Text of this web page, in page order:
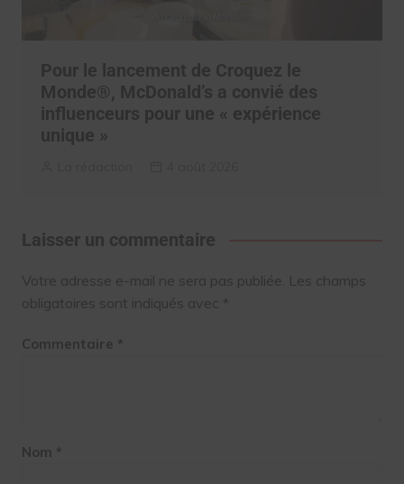
Pour le lancement de Croquez le
Monde®, McDonald’s a convié des
influenceurs pour une « expérience
unique »
Laisser un commentaire
Votre adresse e-mail ne sera pas publiée. Les champs
obligatoires sont indiqués avec *
Commentaire *
Nom *